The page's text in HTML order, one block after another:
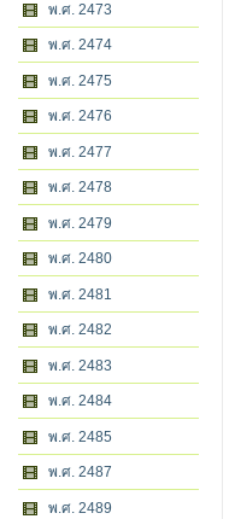
พ.ศ. 2473
พ.ศ. 2474
พ.ศ. 2475
พ.ศ. 2476
พ.ศ. 2477
พ.ศ. 2478
พ.ศ. 2479
พ.ศ. 2480
พ.ศ. 2481
พ.ศ. 2482
พ.ศ. 2483
พ.ศ. 2484
พ.ศ. 2485
พ.ศ. 2487
พ.ศ. 2489